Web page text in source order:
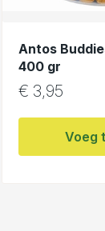
Antos
400 gr
€ 3,95
Voeg